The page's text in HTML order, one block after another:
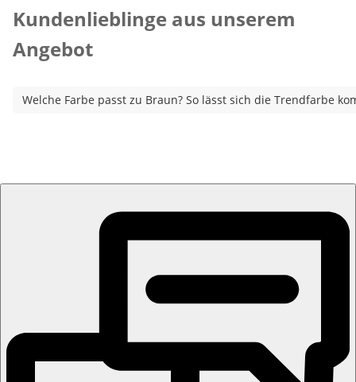
Kundenlieblinge aus unserem
Angebot
Welche Farbe passt zu Braun? So lässt sich die Trendfarbe